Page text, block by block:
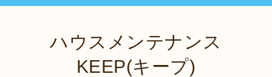
ハウスメンテナンス
KEEP(キープ)